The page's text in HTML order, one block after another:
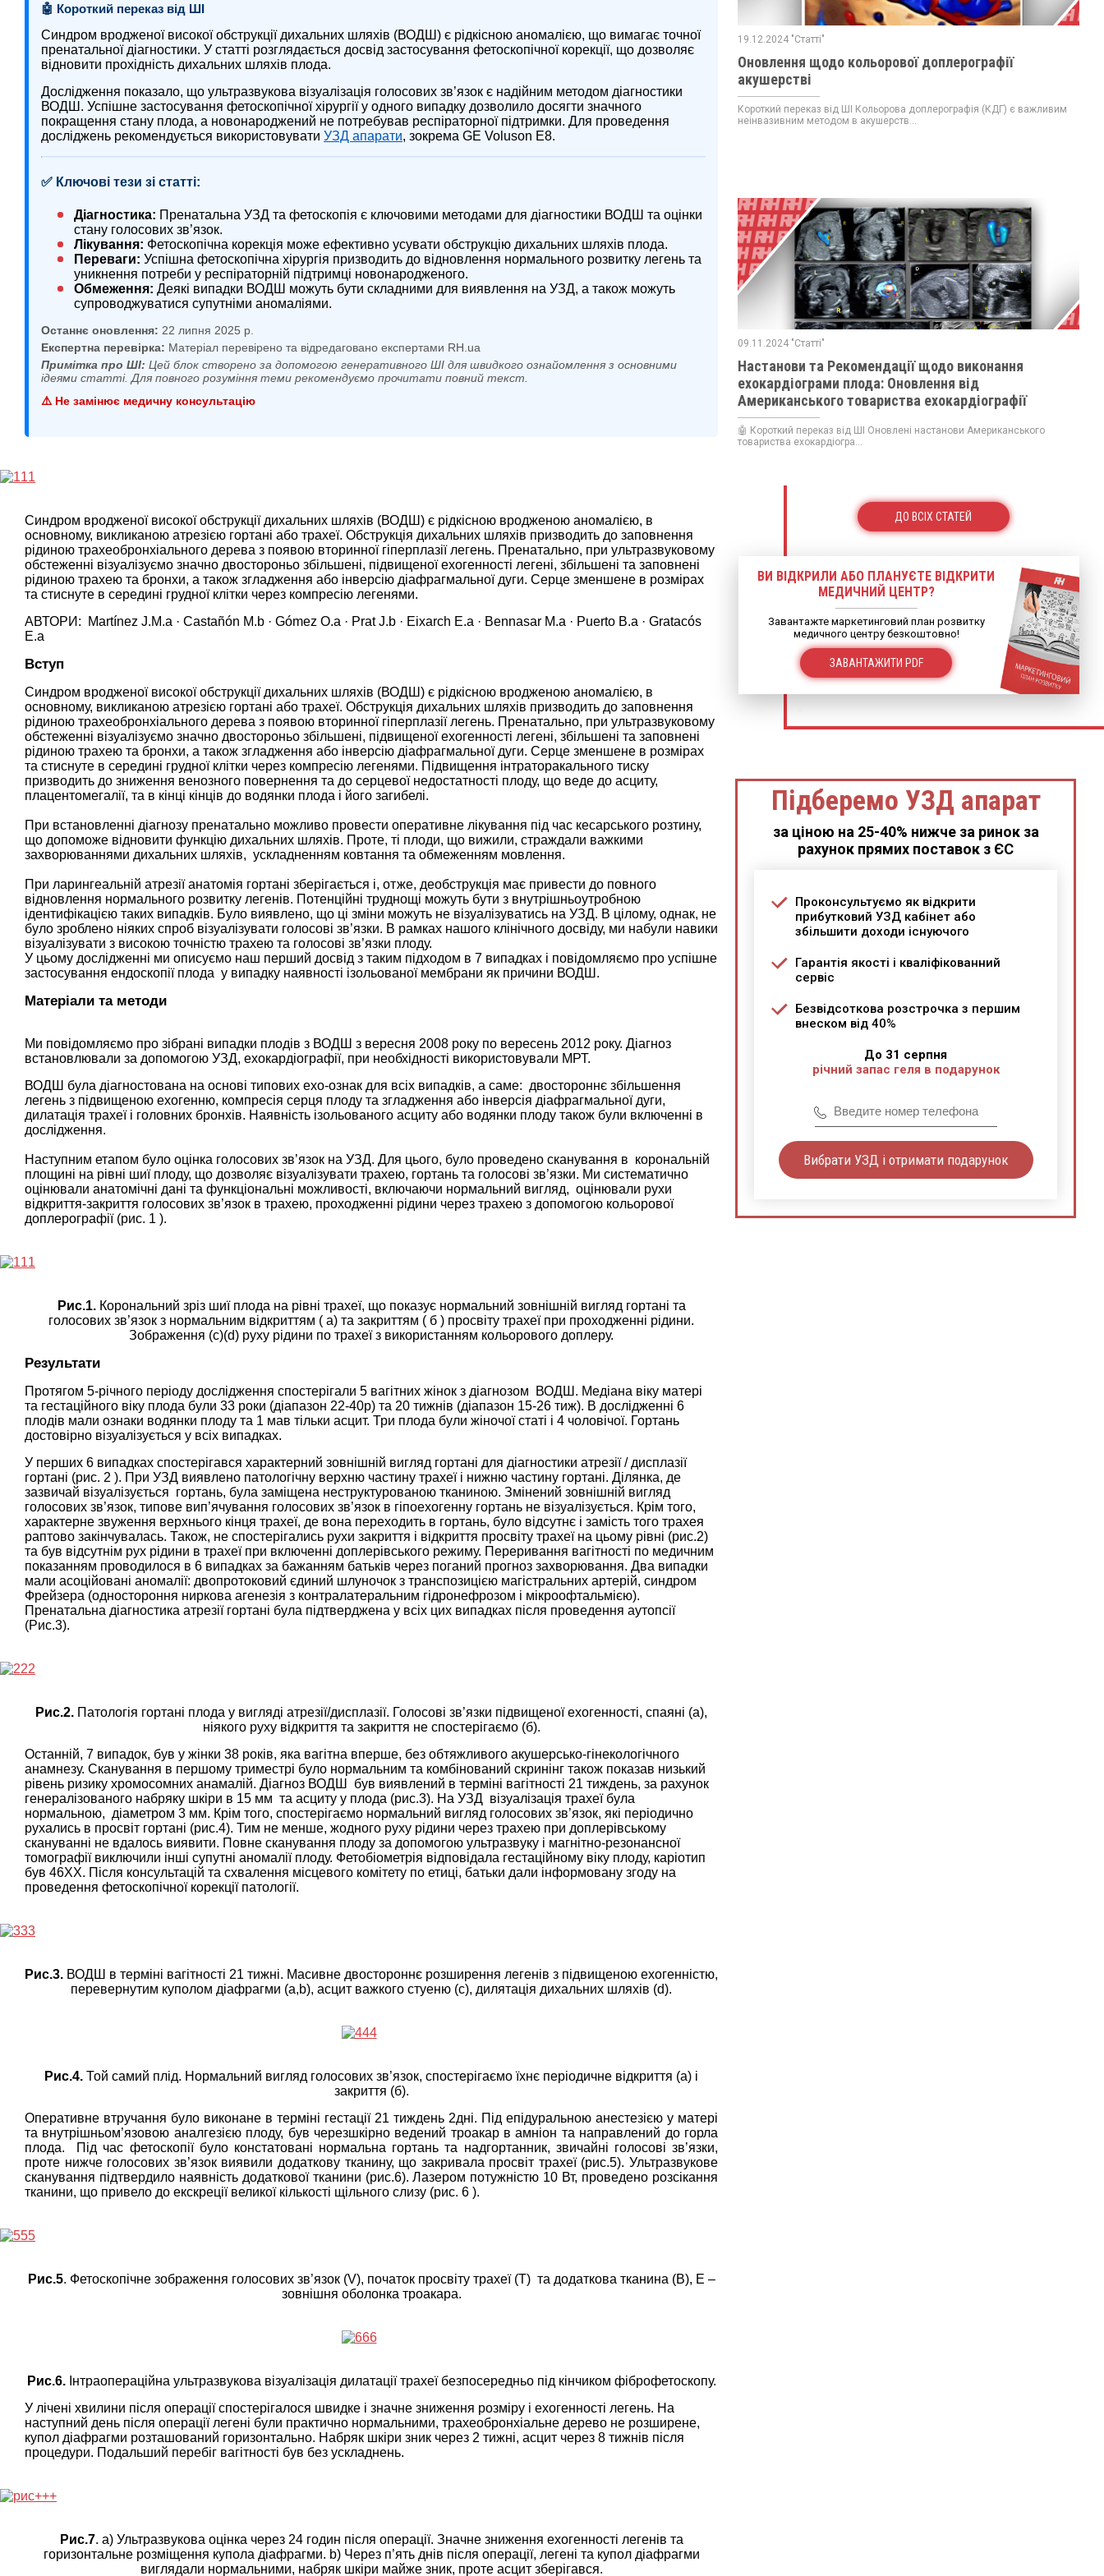
🤖 Короткий переказ від ШІ
Синдром вродженої високої обструкції дихальних шляхів (ВОДШ) є рідкісною аномалією, що вимагає точної
пренатальної діагностики. У статті розглядається досвід застосування фетоскопічної корекції, що дозволяє
відновити прохідність дихальних шляхів плода.
Дослідження показало, що ультразвукова візуалізація голосових зв’язок є надійним методом діагностики
ВОДШ. Успішне застосування фетоскопічної хірургії у одного випадку дозволило досягти значного
покращення стану плода, а новонароджений не потребував респіраторної підтримки. Для проведення
досліджень рекомендується використовувати УЗД апарати, зокрема GE Voluson E8.
✅ Ключові тези зі статті:
Діагностика: Пренатальна УЗД та фетоскопія є ключовими методами для діагностики ВОДШ та оцінки
стану голосових зв’язок.
Лікування: Фетоскопічна корекція може ефективно усувати обструкцію дихальних шляхів плода.
Переваги: Успішна фетоскопічна хірургія призводить до відновлення нормального розвитку легень та
уникнення потреби у респіраторній підтримці новонародженого.
Обмеження: Деякі випадки ВОДШ можуть бути складними для виявлення на УЗД, а також можуть
супроводжуватися супутніми аномаліями.
Останнє оновлення: 22 липня 2025 р.
Експертна перевірка: Матеріал перевірено та відредаговано експертами RH.ua
Примітка про ШІ: Цей блок створено за допомогою генеративного ШІ для швидкого ознайомлення з основними
ідеями статті. Для повного розуміння теми рекомендуємо прочитати повний текст.
⚠️ Не замінює медичну консультацію
Синдром вродженої високої обструкції дихальних шляхів (ВОДШ) є рідкісною вродженою аномалією, в
основному, викликаною атрезією гортані або трахеї. Обструкція дихальних шляхів призводить до заповнення
рідиною трахеобронхіального дерева з появою вторинної гіперплазії легень. Пренатально, при ультразвуковому
обстеженні візуалізуємо значно двостороньо збільшені, підвищеної ехогенності легені, збільшені та заповнені
рідиною трахею та бронхи, а також згладження або інверсію діафрагмальної дуги. Серце зменшене в розмірах
та стиснуте в середині грудної клітки через компресію легенями.
АВТОРИ: Martínez J.M.a · Castañón M.b · Gómez O.a · Prat J.b · Eixarch E.a · Bennasar M.a · Puerto B.a · Gratacós
E.a
Вступ
Синдром вродженої високої обструкції дихальних шляхів (ВОДШ) є рідкісною вродженою аномалією, в
основному, викликаною атрезією гортані або трахеї. Обструкція дихальних шляхів призводить до заповнення
рідиною трахеобронхіального дерева з появою вторинної гіперплазії легень. Пренатально, при ультразвуковому
обстеженні візуалізуємо значно двостороньо збільшені, підвищеної ехогенності легені, збільшені та заповнені
рідиною трахею та бронхи, а також згладження або інверсію діафрагмальної дуги. Серце зменшене в розмірах
та стиснуте в середині грудної клітки через компресію легенями. Підвищення інтраторакального тиску
призводить до зниження венозного повернення та до серцевої недостатності плоду, що веде до асциту,
плацентомегалії, та в кінці кінців до водянки плода і його загибелі.
При встановленні діагнозу пренатально можливо провести оперативне лікування під час кесарського розтину,
що допоможе відновити функцію дихальних шляхів. Проте, ті плоди, що вижили, страждали важкими
захворюваннями дихальних шляхів, ускладненням ковтання та обмеженням мовлення.
При ларингеальній атрезії анатомія гортані зберігається і, отже, деобструкція має привести до повного
відновлення нормального розвитку легенів. Потенційні труднощі можуть бути з внутрішньоутробною
ідентифікацією таких випадків. Було виявлено, що ці зміни можуть не візуалізуватись на УЗД. В цілому, однак, не
було зроблено ніяких спроб візуалізувати голосові зв’язки. В рамках нашого клінічного досвіду, ми набули навики
візуалізувати з високою точністю трахею та голосові зв’язки плоду.
У цьому дослідженні ми описуємо наш перший досвід з таким підходом в 7 випадках і повідомляємо про успішне
застосування ендоскопії плода у випадку наявності ізольованої мембрани як причини ВОДШ.
Матеріали та методи
Ми повідомляємо про зібрані випадки плодів з ВОДШ з вересня 2008 року по вересень 2012 року. Діагноз
встановлювали за допомогою УЗД, ехокардіографії, при необхідності використовували МРТ.
ВОДШ була діагностована на основі типових ехо-ознак для всіх випадків, а саме: двостороннє збільшення
легень з підвищеною ехогенню, компресія серця плоду та згладження або інверсія діафрагмальної дуги,
дилатація трахеї і головних бронхів. Наявність ізольованого асциту або водянки плоду також були включенні в
дослідження.
Наступним етапом було оцінка голосових зв’язок на УЗД. Для цього, було проведено сканування в корональній
площині на рівні шиї плоду, що дозволяє візуалізувати трахею, гортань та голосові зв’язки. Ми систематично
оцінювали анатомічні дані та функціональні можливості, включаючи нормальний вигляд, оцінювали рухи
відкриття-закриття голосових зв’язок в трахею, проходженні рідини через трахею з допомогою кольорової
доплерографії (рис. 1 ).
Рис.1.Корональний зріз шиї плода на рівні трахеї, що показує нормальний зовнішній вигляд гортані та
голосових зв’язок з нормальним відкриттям ( а) та закриттям ( б ) просвіту трахеї при проходженні рідини.
Зображення (с)(d) руху рідини по трахеї з використанням кольорового доплеру.
Результати
Протягом 5-річного періоду дослідження спостерігали 5 вагітних жінок з діагнозом ВОДШ. Медіана віку матері
та гестаційного віку плода були 33 роки (діапазон 22-40р) та 20 тижнів (діапазон 15-26 тиж). В дослідженні 6
плодів мали ознаки водянки плоду та 1 мав тільки асцит. Три плода були жіночої статі і 4 чоловічої. Гортань
достовірно візуалізується у всіх випадках.
У перших 6 випадках спостерігався характерний зовнішній вигляд гортані для діагностики атрезії / дисплазії
гортані (рис. 2 ). При УЗД виявлено патологічну верхню частину трахеї і нижню частину гортані. Ділянка, де
зазвичай візуалізується гортань, була заміщена неструктурованою тканиною. Змінений зовнішній вигляд
голосових зв’язок, типове вип’ячування голосових зв’язок в гіпоехогенну гортань не візуалізується. Крім того,
характерне звуження верхнього кінця трахеї, де вона переходить в гортань, було відсутнє і замість того трахея
раптово закінчувалась. Також, не спостерігались рухи закриття і відкриття просвіту трахеї на цьому рівні (рис.2)
та був відсутнім рух рідини в трахеї при включенні доплерівського режиму. Переривання вагітності по медичним
показанням проводилося в 6 випадках за бажанням батьків через поганий прогноз захворювання. Два випадки
мали асоційовані аномалії: двопротоковий єдиний шлуночок з транспозицією магістральних артерій, синдром
Фрейзера (одностороння ниркова агенезія з контралатеральним гідронефрозом і мікроофтальмією).
Пренатальна діагностика атрезії гортані була підтверджена у всіх цих випадках після проведення аутопсії
(Рис.3).
Рис.2. Патологія гортані плода у вигляді атрезії/дисплазії. Голосові зв’язки підвищеної ехогенності, спаяні (а),
ніякого руху відкриття та закриття не спостерігаємо (б).
Останній, 7 випадок, був у жінки 38 років, яка вагітна вперше, без обтяжливого акушерсько-гінекологічного
анамнезу. Сканування в першому триместрі було нормальним та комбінований скринінг також показав низький
рівень ризику хромосомних анамалій. Діагноз ВОДШ був виявлений в терміні вагітності 21 тиждень, за рахунок
генералізованого набряку шкіри в 15 мм та асциту у плода (рис.3). На УЗД візуалізація трахеї була
нормальною, діаметром 3 мм. Крім того, спостерігаємо нормальний вигляд голосових зв’язок, які періодично
рухались в просвіт гортані (рис.4). Тим не менше, жодного руху рідини через трахею при доплерівському
скануванні не вдалось виявити. Повне сканування плоду за допомогою ультразвуку і магнітно-резонансної
томографії виключили інші супутні аномалії плоду. Фетобіометрія відповідала гестаційному віку плоду, каріотип
був 46XX. Після консультацій та схвалення місцевого комітету по етиці, батьки дали інформовану згоду на
проведення фетоскопічної корекції патології.
Рис.3. ВОДШ в терміні вагітності 21 тижні. Масивне двостороннє розширення легенів з підвищеною ехогенністю,
перевернутим куполом діафрагми (а,b), асцит важкого стуеню (c), дилятація дихальних шляхів (d).
Рис.4. Той самий плід. Нормальний вигляд голосових зв’язок, спостерігаємо їхнє періодичне відкриття (а) і
закриття (б).
Оперативне втручання було виконане в терміні гестації 21 тиждень 2дні. Під епідуральною анестезією у матері
та внутрішньом’язовою аналгезією плоду, був черезшкірно ведений троакар в амніон та направлений до горла
плода. Під час фетоскопії було констатовані нормальна гортань та надгортанник, звичайні голосові зв’язки,
проте нижче голосових зв’язок виявили додаткову тканину, що закривала просвіт трахеї (рис.5). Ультразвукове
сканування підтвердило наявність додаткової тканини (рис.6). Лазером потужністю 10 Вт, проведено розсікання
тканини, що привело до екскреції великої кількості щільного слизу (рис. 6 ).
Рис.5. Фетоскопічне зображення голосових зв’язок (V), початок просвіту трахеї (Т) та додаткова тканина (B), Е –
зовнішня оболонка троакара.
Рис.6.Інтраопераційна ультразвукова візуалізація дилатації трахеї безпосередньо під кінчиком фіброфетоскопу.
У лічені хвилини після операції спостерігалося швидке і значне зниження розміру і ехогенності легень. На
наступний день після операції легені були практично нормальними, трахеобронхіальне дерево не розширене,
купол діафрагми розташований горизонтально. Набряк шкіри зник через 2 тижні, асцит через 8 тижнів після
процедури. Подальший перебіг вагітності був без ускладнень.
Рис.7. а) Ультразвукова оцінка через 24 годин після операції. Значне зниження ехогенності легенів та
горизонтальне розміщення купола діафрагми. b) Через п’ять днів після операції, легені та купол діафрагми
виглядали нормальними, набряк шкіри майже зник, проте асцит зберігався.
19.12.2024 "Статті"
Оновлення щодо кольорової доплерографії
акушерстві
Короткий переказ від ШІ Кольорова доплерографія (КДГ) є важливим
неінвазивним методом в акушерств...
09.11.2024 "Статті"
Настанови та Рекомендації щодо виконання
ехокардіограми плода: Оновлення від
Американського товариства ехокардіографії
🤖 Короткий переказ від ШІ Оновлені настанови Американського
товариства ехокардіогра...
ДО ВСІХ СТАТЕЙ
ВИ ВІДКРИЛИ АБО ПЛАНУЄТЕ ВІДКРИТИ
МЕДИЧНИЙ ЦЕНТР?
Завантажте маркетинговий план розвитку
медичного центру безкоштовно!
ЗАВАНТАЖИТИ PDF
Підберемо УЗД апарат
за ціною на 25-40% нижче за ринок за
рахунок прямих поставок з ЄС
Проконсультуємо як відкрити
прибутковий УЗД кабінет або
збільшити доходи існуючого
Гарантія якості і кваліфікованний
сервіс
Безвідсоткова розстрочка з першим
внеском від 40%
До 31 серпня
річний запас геля в подарунок
Вибрати УЗД і отримати подарунок